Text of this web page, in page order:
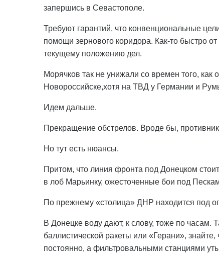
запершись в Севастополе.
Требуют гарантий, что конвенциональные
помощи зернового коридора. Как-то быстро
текущему положению дел.
Морячков так не унижали со времен того, как
Новороссийске,хотя на ТВД у Германии и
Идем дальше.
Прекращение обстрелов. Вроде бы,
Но тут есть нюансы.
Притом, что линия фронта под Донецком
в лоб Марьинку, ожесточенные бои под
По прежнему «столица» ДНР находится под
В Донецке воду дают, к слову, тоже по часам.
баллистической ракеты или «Герани»,
постоянно, а фильтровальными станциями